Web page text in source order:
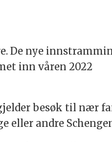
De nye
inn våren 2022
besøk til nær
eller andre